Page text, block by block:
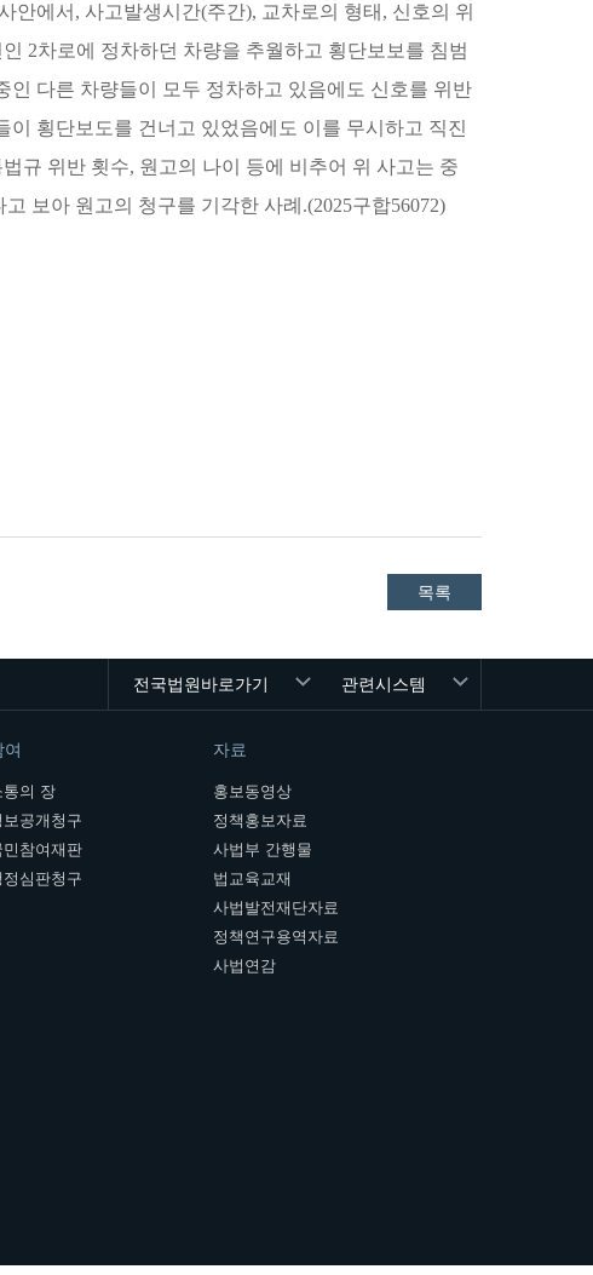
에서, 사고발생시간(주간), 교차로의 형태, 신호의 위
2차로에 정차하던 차량을 추월하고 횡단보보를 침범
다른 차량들이 모두 정차하고 있음에도 신호를 위반
횡단보도를 건너고 있었음에도 이를 무시하고 직진
규 위반 횟수, 원고의 나이 등에 비추어 위 사고는 중
보아 원고의 청구를 기각한 사례.(2025구합56072)
목록
전국법원바로가기 관련시스템
여
통의 장
보공개청구
민참여재판
정심판청구
자료
홍보동영상
정책홍보자료
사법부 간행물
법교육교재
사법발전재단자료
정책연구용역자료
사법연감